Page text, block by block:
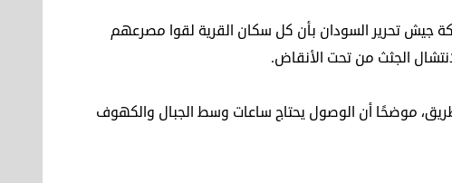
جيش تحرير السودان بأن كل سكان القرية لقوا مصرعهم
الجثث من تحت الأنقاض.
موضحًا أن الوصول يحتاج ساعات وسط الجبال والكهوف